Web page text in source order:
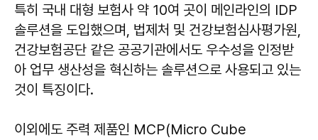
특히 국내 대형 보험사 약 10여 곳이 메인라인의 IDP
솔루션을 도입했으며, 법제처 및 건강보험심사평가원,
건강보험공단 같은 공공기관에서도 우수성을 인정받
아 업무 생산성을 혁신하는 솔루션으로 사용되고 있는
것이 특징이다.
이외에도 주력 제품인 MCP(Micro Cube